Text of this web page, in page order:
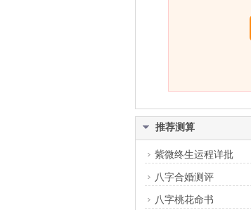
推荐测算
紫微终生运程详批
八字合婚测评
八字桃花命书